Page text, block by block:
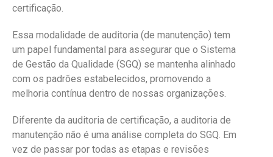
certificação.
Essa modalidade de auditoria (de manutenção) tem
um papel fundamental para assegurar que o Sistema
de Gestão da Qualidade (SGQ) se mantenha alinhado
com os padrões estabelecidos, promovendo a
melhoria contínua dentro de nossas organizações.
Diferente da auditoria de certificação, a auditoria de
manutenção não é uma análise completa do SGQ. Em
vez de passar por todas as etapas e revisões